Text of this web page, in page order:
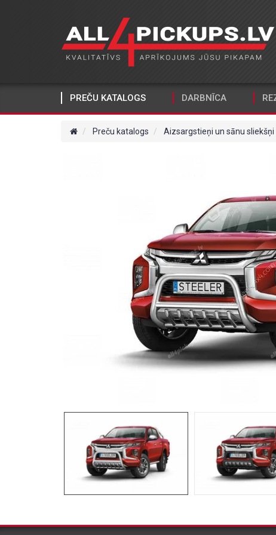
PREČU KATALOGS DARBNĪCA
Preču katalogs Aizsargstieņi un sānu sliekšņi